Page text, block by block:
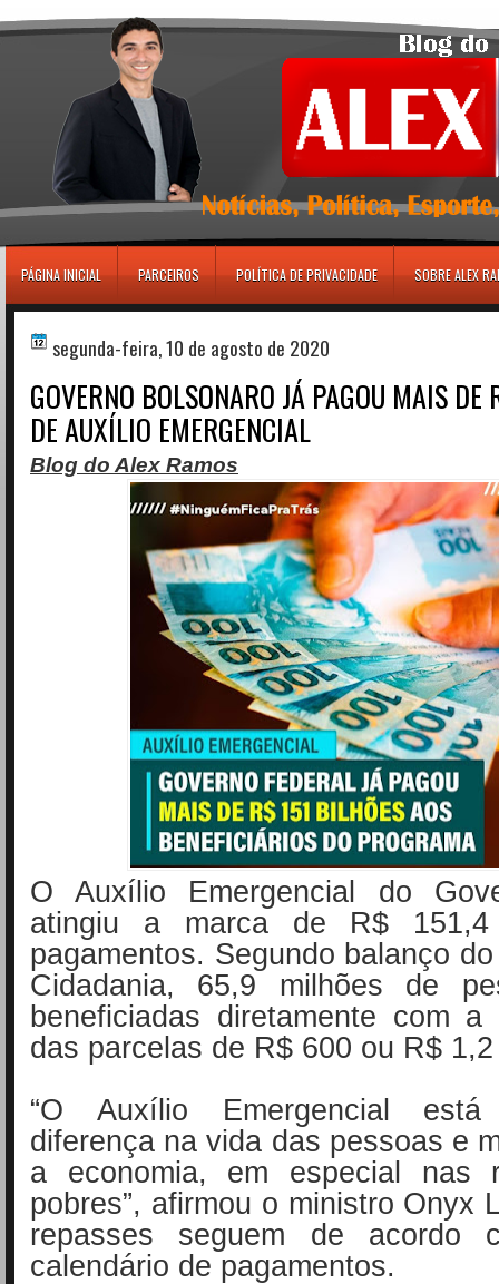
PÁGINA INICIAL PARCEIROS POLÍTICA DE PRIVACIDADE SOBRE ALEX
segunda-feira, 10 de agosto de 2020
GOVERNO BOLSONARO JÁ PAGOU MAIS DE
DE AUXÍLIO EMERGENCIAL
Blog do Alex Ramos
O Auxílio Emergencial do
atingiu a marca de R$
pagamentos. Segundo balanço
Cidadania, 65,9 milhões de
beneficiadas diretamente com a
das parcelas de R$ 600 ou R$
“O Auxílio Emergencial
diferença na vida das pessoas e
a economia, em especial nas
pobres”, afirmou o ministro Onyx
repasses seguem de acordo
calendário de pagamentos.